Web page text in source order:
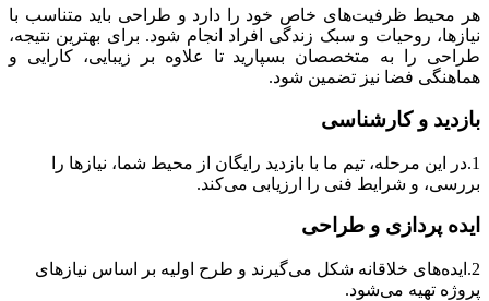
هر محیط ظرفیت‌های خاص خود را دارد و طراحی باید متناسب با
نیازها، روحیات و سبک زندگی افراد انجام شود. برای بهترین نتیجه،
طراحی را به متخصصان بسپارید تا علاوه بر زیبایی، کارایی و
هماهنگی فضا نیز تضمین شود.
بازدید و کارشناسی
1.در این مرحله، تیم ما با بازدید رایگان از محیط شما، نیازها را
بررسی، و شرایط فنی را ارزیابی می‌کند.
ایده پردازی و طراحی
2.ایده‌های خلاقانه شکل می‌گیرند و طرح اولیه بر اساس نیازهای
پروژه تهیه می‌شود.